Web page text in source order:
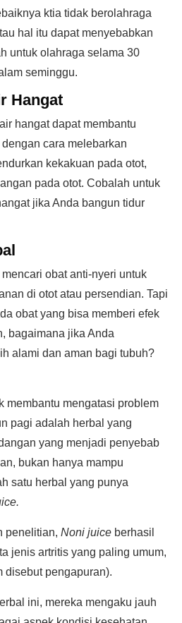
ktia tidak berolahraga
hal itu dapat menyebabkan
untuk olahraga selama 30
seminggu.
Hangat
hangat dapat membantu
cara melebarkan
kekakuan pada otot,
pada otot. Cobalah untuk
jika Anda bangun tidur
obat anti-nyeri untuk
di otot atau persendian. Tapi
obat yang bisa memberi efek
bagaimana jika Anda
alami dan aman bagi tubuh?
membantu mengatasi problem
pagi adalah herbal yang
yang menjadi penyebab
bukan hanya mampu
satu herbal yang punya
penelitian, Noni juice berhasil
jenis artritis yang paling umum,
disebut pengapuran).
ini, mereka mengaku jauh